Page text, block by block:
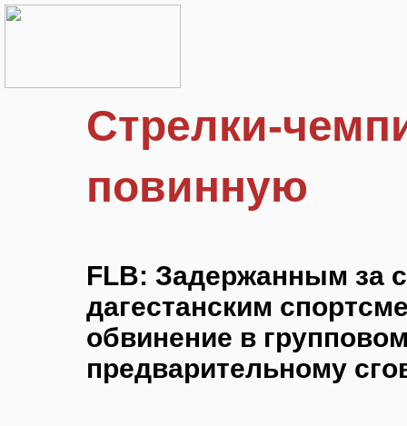
Стрелки-
повинную
FLB: Задержанным за
дагестанским
обвинение в
предварительному